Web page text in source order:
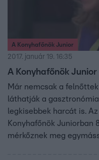
A Konyhafőnök Junior
2017. január 19. 16:35
A Konyhafőnök Junior
Már nemcsak a
láthatják a
legkisebbek harcát is.
Konyhafőnök Juniorban
mérkőznek meg